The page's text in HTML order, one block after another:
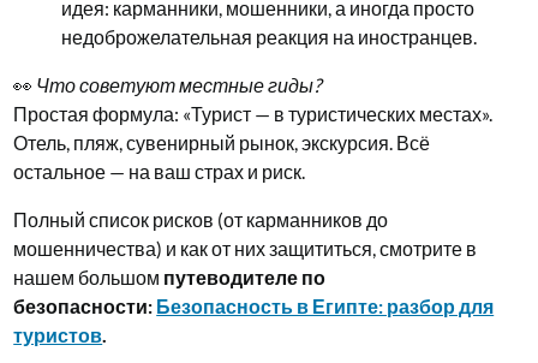
идея: карманники, мошенники, а иногда просто
недоброжелательная реакция на иностранцев.
👀 Что советуют местные гиды?
Простая формула: «Турист — в туристических местах».
Отель, пляж, сувенирный рынок, экскурсия. Всё
остальное — на ваш страх и риск.
Полный список рисков (от карманников до
мошенничества) и как от них защититься, смотрите в
нашем большом путеводителе по
безопасности: Безопасность в Египте: разбор для
туристов.